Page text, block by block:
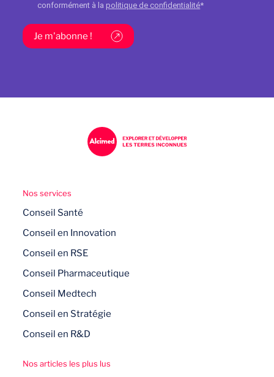
conformément à la politique de confidentialité*
Je m'abonne !
Nos services
Conseil Santé
Conseil en Innovation
Conseil en RSE
Conseil Pharmaceutique
Conseil Medtech
Conseil en Stratégie
Conseil en R&D
Nos articles les plus lus